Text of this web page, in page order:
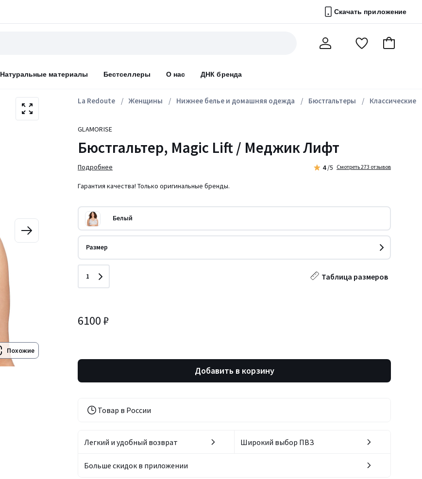
Скачать приложение
Натуральные материалы Бестселлеры О нас ДНК бренда
ПерейтиВ
Похожие
La Redoute Женщины Нижнее белье и домашняя одежда Бюстгальтеры Классические
GLAMORISE
Бюстгальтер, Magic Lift / Меджик Лифт
Подробнее 4 /5 Смотреть 273 отзывов
Гарантия качества! Только оригинальные бренды.
Белый
Размер
Таблица размеров
Количество
1
6100 ₽
Добавить в корзину
Товар в России
Легкий и удобный возврат Широкий выбор ПВЗ
Больше скидок в приложении